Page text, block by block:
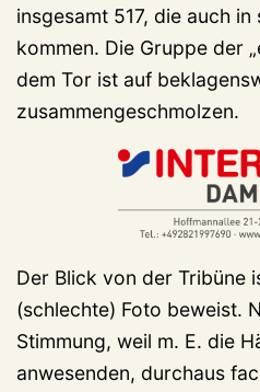
insgesamt 517, die auch
kommen. Die Gruppe der
dem Tor ist auf
zusammengeschmolzen.
Der Blick von der Tribüne
(schlechte) Foto beweist.
Stimmung, weil m. E. die
anwesenden, durchaus